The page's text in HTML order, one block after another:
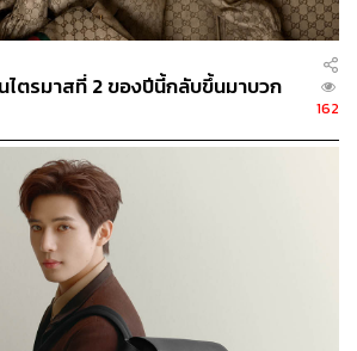
ไตรมาสที่ 2 ของปีนี้กลับขึ้นมาบวก
162